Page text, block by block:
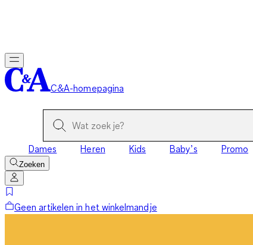
C&A-homepagina
Dames Heren Kids Baby’s Promo
Zoeken
Geen artikelen in het winkelmandje